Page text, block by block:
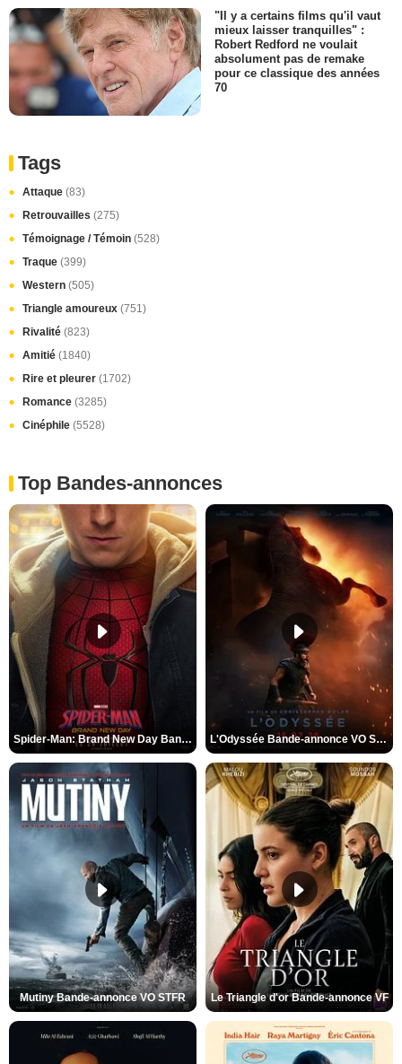
"Il y a certains films qu'il vaut
mieux laisser tranquilles" :
Robert Redford ne voulait
absolument pas de remake
pour ce classique des années
70
Tags
Attaque (83)
Retrouvailles (275)
Témoignage / Témoin (528)
Traque (399)
Western (505)
Triangle amoureux (751)
Rivalité (823)
Amitié (1840)
Rire et pleurer (1702)
Romance (3285)
Cinéphile (5528)
Top Bandes-annonces
Spider-Man: Brand New Day Bande-annonce VO STFR L'Odyssée Bande-annonce VO STFR
Mutiny Bande-annonce VO STFR Le Triangle d'or Bande-annonce VF